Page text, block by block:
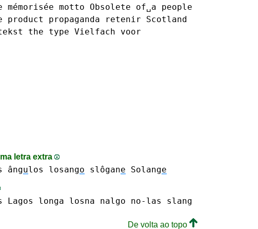
mémorisée motto Obsolete of␣a
people
product propaganda retenir
Scotland
the type Vielfach
voor
letra extra
ângulos losango slôgane Solange
Lagos longa losna nalgo no-las slang
De volta ao topo